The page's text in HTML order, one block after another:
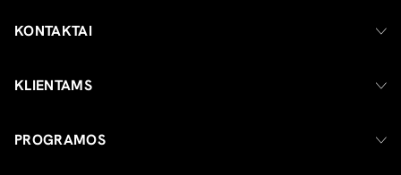
KONTAKTAI
KLIENTAMS
PROGRAMOS